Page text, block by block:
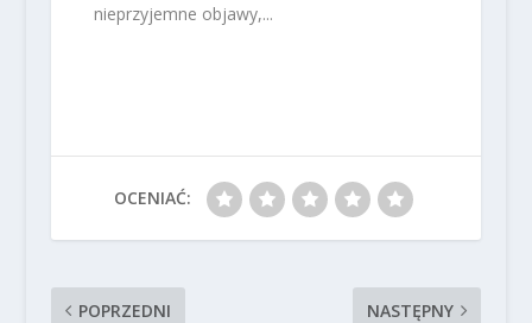
nieprzyjemne objawy,...
OCENIAĆ:
POPRZEDNI NASTĘPNY